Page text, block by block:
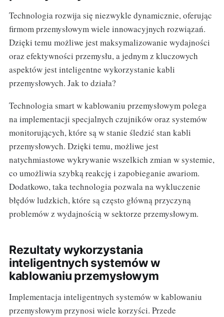
Technologia rozwija się niezwykle dynamicznie, oferując
firmom przemysłowym wiele innowacyjnych rozwiązań.
Dzięki temu możliwe jest maksymalizowanie wydajności
oraz efektywności przemysłu, a jednym z kluczowych
aspektów jest inteligentne wykorzystanie kabli
przemysłowych. Jak to działa?
Technologia smart w kablowaniu przemysłowym polega
na implementacji specjalnych czujników oraz systemów
monitorujących, które są w stanie śledzić stan kabli
przemysłowych. Dzięki temu, możliwe jest
natychmiastowe wykrywanie wszelkich zmian w systemie,
co umożliwia szybką reakcję i zapobieganie awariom.
Dodatkowo, taka technologia pozwala na wykluczenie
błędów ludzkich, które są często główną przyczyną
problemów z wydajnością w sektorze przemysłowym.
Rezultaty wykorzystania
inteligentnych systemów w
kablowaniu przemysłowym
Implementacja inteligentnych systemów w kablowaniu
przemysłowym przynosi wiele korzyści. Przede